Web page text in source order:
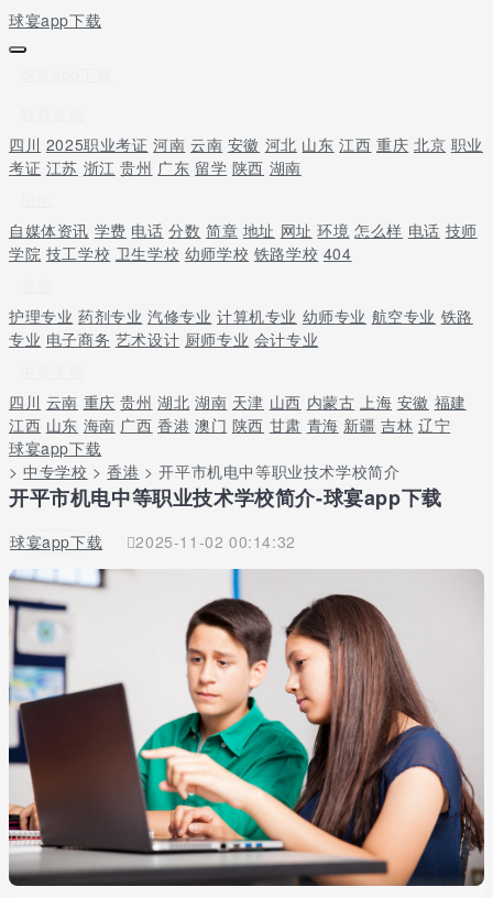
球宴app下载
四川 2025职业考证 河南 云南 安徽 河北 山东 江西 重庆 北京 职业
考证 江苏 浙江 贵州 广东 留学 陕西 湖南
自媒体资讯 学费 电话 分数 简章 地址 网址 环境 怎么样 电话 技师
学院 技工学校 卫生学校 幼师学校 铁路学校 404
护理专业 药剂专业 汽修专业 计算机专业 幼师专业 航空专业 铁路
专业 电子商务 艺术设计 厨师专业 会计专业
四川 云南 重庆 贵州 湖北 湖南 天津 山西 内蒙古 上海 安徽 福建
江西 山东 海南 广西 香港 澳门 陕西 甘肃 青海 新疆 吉林 辽宁
球宴app下载
>中专学校 >香港 > 开平市机电中等职业技术学校简介
开平市机电中等职业技术学校简介-球宴app下载
球宴app下载 2025-11-02 00:14:32